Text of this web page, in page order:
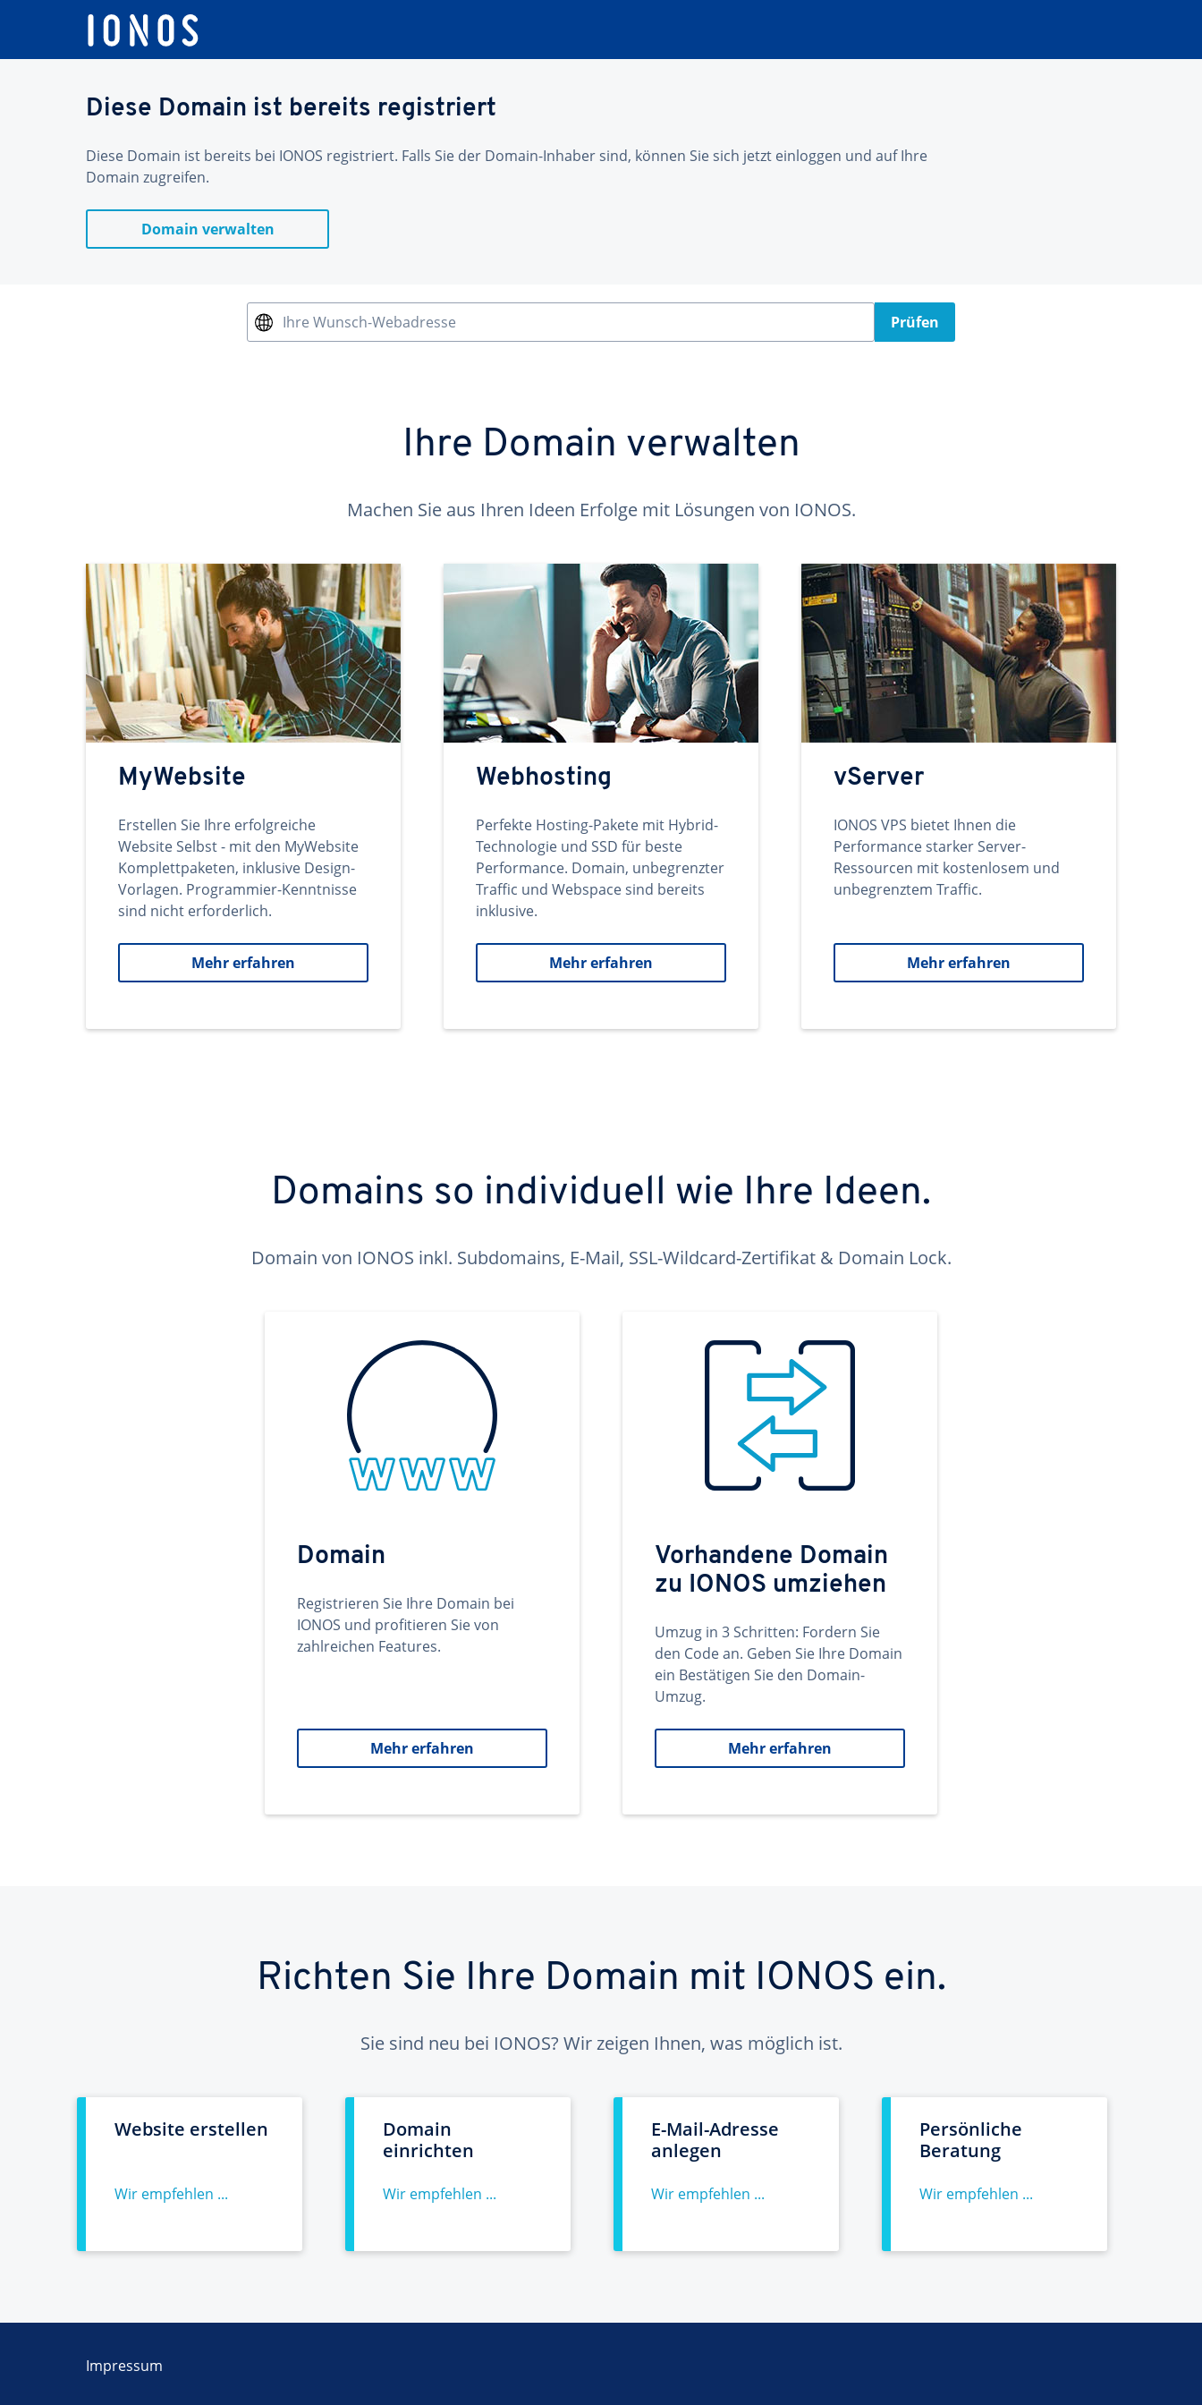
Diese Domain ist bereits registriert
Diese Domain ist bereits bei IONOS registriert. Falls Sie der Domain-Inhaber sind, können Sie sich jetzt einloggen und auf Ihre
Domain zugreifen.
Domain verwalten
Ihre Wunsch-Webadresse Prüfen
Ihre Domain verwalten
Machen Sie aus Ihren Ideen Erfolge mit Lösungen von IONOS.
MyWebsite
Erstellen Sie Ihre erfolgreiche
Website Selbst - mit den MyWebsite
Komplettpaketen, inklusive Design-
Vorlagen. Programmier-Kenntnisse
sind nicht erforderlich.
Mehr erfahren
Webhosting
Perfekte Hosting-Pakete mit Hybrid-
Technologie und SSD für beste
Performance. Domain, unbegrenzter
Traffic und Webspace sind bereits
inklusive.
Mehr erfahren
vServer
IONOS VPS bietet Ihnen die
Performance starker Server-
Ressourcen mit kostenlosem und
unbegrenztem Traffic.
Mehr erfahren
Domains so individuell wie Ihre Ideen.
Domain von IONOS inkl. Subdomains, E-Mail, SSL-Wildcard-Zertifikat & Domain Lock.
Domain
Registrieren Sie Ihre Domain bei
IONOS und profitieren Sie von
zahlreichen Features.
Mehr erfahren
Vorhandene Domain
zu IONOS umziehen
Umzug in 3 Schritten: Fordern Sie
den Code an. Geben Sie Ihre Domain
ein Bestätigen Sie den Domain-
Umzug.
Mehr erfahren
Richten Sie Ihre Domain mit IONOS ein.
Sie sind neu bei IONOS? Wir zeigen Ihnen, was möglich ist.
Website erstellen
Wir empfehlen ...
Domain
einrichten
Wir empfehlen ...
E-Mail-Adresse
anlegen
Wir empfehlen ...
Persönliche
Beratung
Wir empfehlen ...
Impressum